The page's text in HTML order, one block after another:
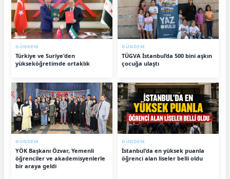
GÜNDEM
Türkiye ve Suriye'den
yükseköğretimde ortaklık
GÜNDEM
TÜGVA İstanbul’da 500 bini aşkın
çocuğa ulaştı
GÜNDEM
YÖK Başkanı Özvar, Yemenli
öğrenciler ve akademisyenlerle
bir araya geldi
GÜNDEM
İstanbul'da en yüksek puanla
öğrenci alan liseler belli oldu